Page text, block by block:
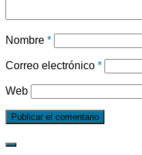
Nombre *
Correo electrónico *
Web